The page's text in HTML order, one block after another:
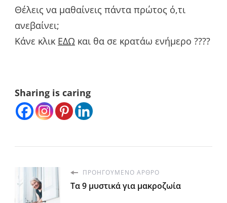
Θέλεις να μαθαίνεις πάντα πρώτος ό,τι
ανεβαίνει;
Κάνε κλικ ΕΔΩ και θα σε κρατάω ενήμερο ????
Sharing is caring
ΠΡΟΗΓΟΎΜΕΝΟ ΆΡΘΡΟ
Τα 9 μυστικά για μακροζωία